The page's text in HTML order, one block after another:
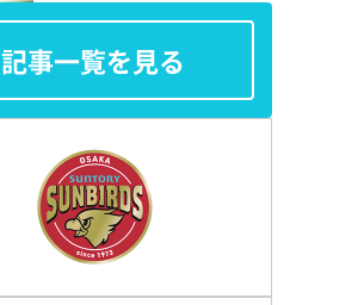
記事一覧を見る